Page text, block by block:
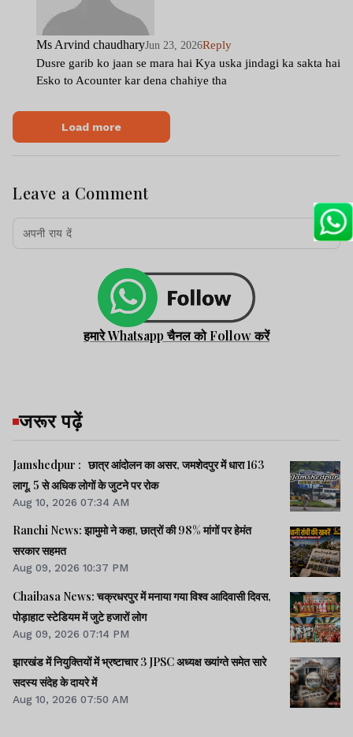
Ms Arvind chaudharyJun 23, 2026Reply
Dusre garib ko jaan se mara hai Kya uska jindagi ka sakta hai
Esko to Acounter kar dena chahiye tha
Load more
Leave a Comment
हमारे Whatsapp चैनल को Follow करें
जरूर पढ़ें
Jamshedpur : छात्र आंदोलन का असर, जमशेदपुर में धारा 163
लागू, 5 से अधिक लोगों के जुटने पर रोक
Aug 10, 2026 07:34 AM
Ranchi News: झामुमो ने कहा, छात्रों की 98% मांगों पर हेमंत
सरकार सहमत
Aug 09, 2026 10:37 PM
Chaibasa News: चक्रधरपुर में मनाया गया विश्व आदिवासी दिवस,
पोड़ाहाट स्टेडियम में जुटे हजारों लोग
Aug 09, 2026 07:14 PM
झारखंड में नियुक्तियों में भ्रष्टाचार 3 JPSC अध्यक्ष ख्यांग्ते समेत सारे
सदस्य संदेह के दायरे में
Aug 10, 2026 07:50 AM